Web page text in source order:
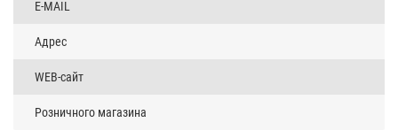
E-MAIL
Адрес
WEB-сайт
Розничного магазина